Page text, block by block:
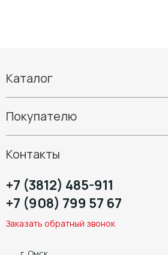
Каталог
Диски
Шиномонтаж
Покупателю
Контакты
+7 (3812) 485-911
+7 (908) 799 57 67
Заказать обратный звонок